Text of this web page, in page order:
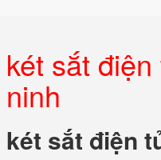
két sắt
ninh
két sắt điện